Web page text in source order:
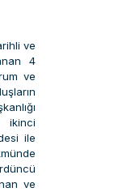
ve
4
ve
ikinci
ile
ve